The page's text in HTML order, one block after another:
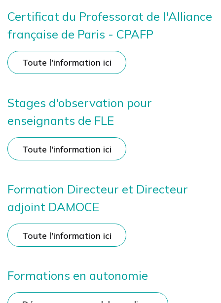
Certificat du Professorat de l'Alliance
française de Paris - CPAFP
Toute l'information ici
Stages d'observation pour
enseignants de FLE
Toute l'information ici
Formation Directeur et Directeur
adjoint DAMOCE
Toute l'information ici
Formations en autonomie